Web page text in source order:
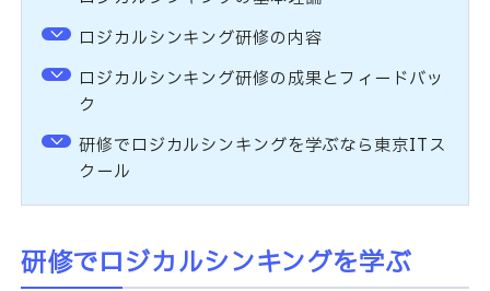
ロジカルシンキング研修の内容
ロジカルシンキング研修の成果とフィードバッ
ク
研修でロジカルシンキングを学ぶなら東京ITス
クール
研修でロジカルシンキングを学ぶ